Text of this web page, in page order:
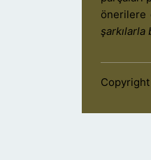
önerilere
şarkılarla